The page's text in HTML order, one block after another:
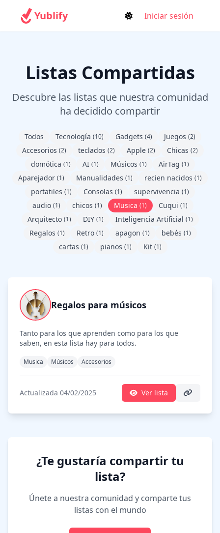
Yublify Iniciar sesión
Listas Compartidas
Descubre las listas que nuestra comunidad
ha decidido compartir
Todos Tecnología (10) Gadgets (4) Juegos (2)
Accesorios (2) teclados (2) Apple (2) Chicas (2)
domótica (1) AI (1) Músicos (1) AirTag (1)
Aparejador (1) Manualidades (1) recien nacidos (1)
portatiles (1) Consolas (1) supervivencia (1)
audio (1) chicos (1) Musica (1) Cuqui (1)
Arquitecto (1) DIY (1) Inteligencia Artificial (1)
Regalos (1) Retro (1) apagon (1) bebés (1)
cartas (1) pianos (1) Kit (1)
Regalos para músicos
Tanto para los que aprenden como para los que
saben, en esta lista hay para todos.
Musica Músicos Accesorios
Actualizada 04/02/2025 Ver lista
¿Te gustaría compartir tu
lista?
Únete a nuestra comunidad y comparte tus
listas con el mundo